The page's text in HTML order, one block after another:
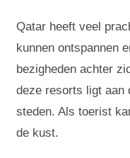
Qatar heeft veel
kunnen ontspannen
bezigheden achter
deze resorts ligt aan
steden. Als toerist
de kust.